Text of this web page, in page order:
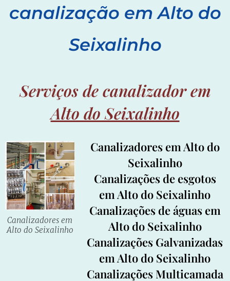
canalização em Alto do
Seixalinho
Serviços de canalizador em
Alto do Seixalinho
Canalizadores em
Alto do Seixalinho
Canalizadores em Alto do
Seixalinho
Canalizações de esgotos
em Alto do Seixalinho
Canalizações de águas em
Alto do Seixalinho
Canalizações Galvanizadas
em Alto do Seixalinho
Canalizações Multicamada